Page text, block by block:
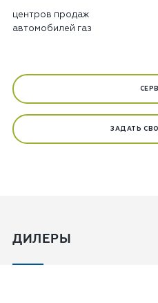
центров продаж
автомобилей газ
ЗАДАТЬ
ДИЛЕРЫ